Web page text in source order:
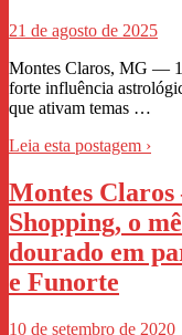
21 de agosto de 2025
Montes Claros, MG —
forte influência
que ativam temas …
Leia esta postagem ›
Montes Claros
Shopping, o
dourado em
e Funorte
10 de setembro de 2020